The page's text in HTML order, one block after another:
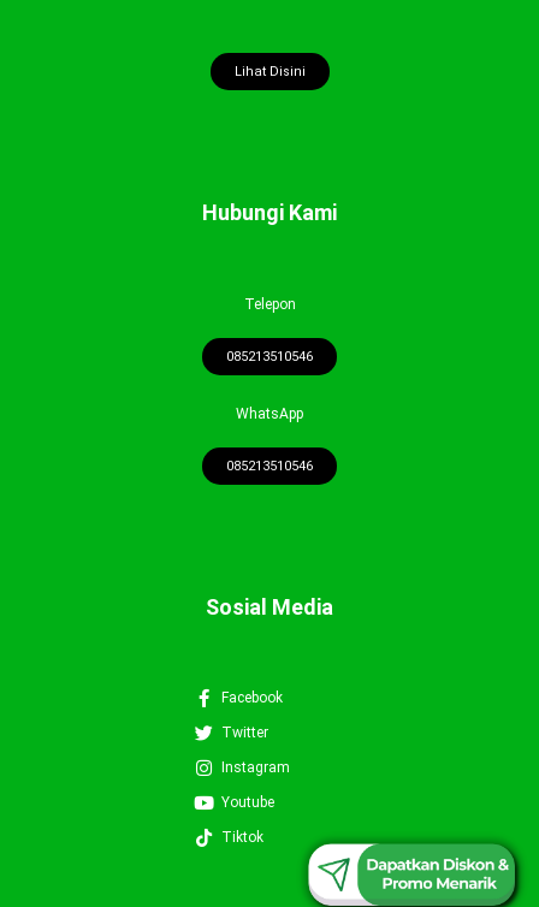
Lihat Disini
Hubungi Kami
Telepon
085213510546
WhatsApp
085213510546
Sosial Media
Facebook
Twitter
Instagram
Youtube
Tiktok